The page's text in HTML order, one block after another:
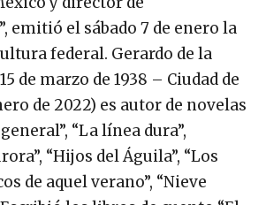
y director de
emitió el sábado 7 de enero la
federal. Gerardo de la
de marzo de 1938 – Ciudad de
de 2022) es autor de novelas
“La línea dura”,
“Hijos del Águila”, “Los
de aquel verano”, “Nieve